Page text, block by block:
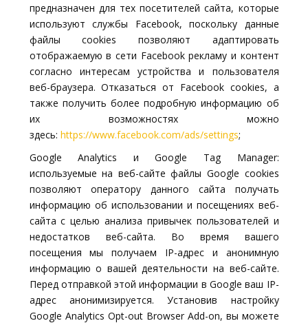
предназначен для тех посетителей сайта, которые
используют службы Facebook, поскольку данные
файлы cookies позволяют адаптировать
отображаемую в сети Facebook рекламу и контент
согласно интересам устройства и пользователя
веб-браузера. Отказаться от Facebook cookies, а
также получить более подробную информацию об
их возможностях можно
здесь: https://www.facebook.com/ads/settings;
Google Analytics и Google Tag Manager:
используемые на веб-сайте файлы Google cookies
позволяют оператору данного сайта получать
информацию об использовании и посещениях веб-
сайта с целью анализа привычек пользователей и
недостатков веб-сайта. Во время вашего
посещения мы получаем IP-адрес и анонимную
информацию о вашей деятельности на веб-сайте.
Перед отправкой этой информации в Google ваш IP-
адрес анонимизируется. Установив настройку
Google Analytics Opt-out Browser Add-on, вы можете